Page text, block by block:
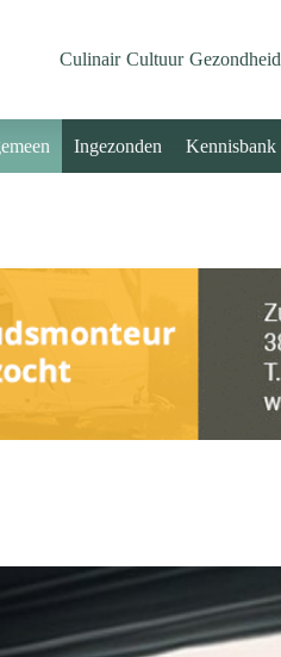
Culinair Cultuur Gezondheid
Ingezonden Kennisbank